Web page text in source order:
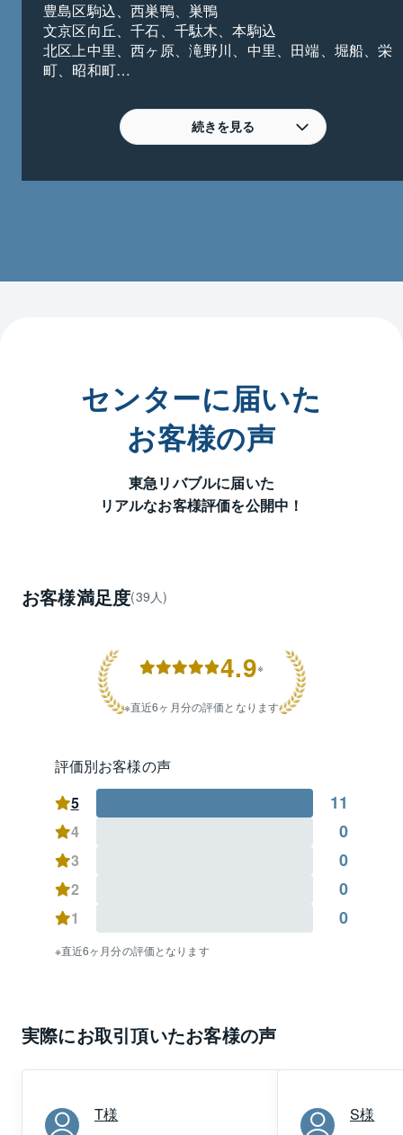
豊島区駒込、西巣鴨、巣鴨
文京区向丘、千石、千駄木、本駒込
北区上中里、西ヶ原、滝野川、中里、田端、堀船、栄
町、昭和町
≪こんなご相談お待ちしております≫
・老後を考えて現在ご所有の戸建を売却してマンショ
ンへのお買換えを検討したい。
・不動産投資に興味があるのでオンラインで相談に
当センターはＪＲ山手線「駒込」駅北口より徒歩２
分・東京メトロ南北線「駒込」駅より徒歩１分にござ
います。マンション・土地・借地権・戸建から事業
用・投資用物件まで幅広くご相談を承っております。
タッフ一同、お客様のお問合せ・ご来店を心よりお待
ちしております。
続きを見る
センターに届いた
お客様の声
東急リバブルに届いた
リアルなお客様評価を公開中！
お客様満足度(39人)
4.9※
直近6ヶ月分の評価となります
評価別お客様の声
5
11
4 0
3 0
2 0
1 0
直近6ヶ月分の評価となります
実際にお取引頂いたお客様の声
T様 S様